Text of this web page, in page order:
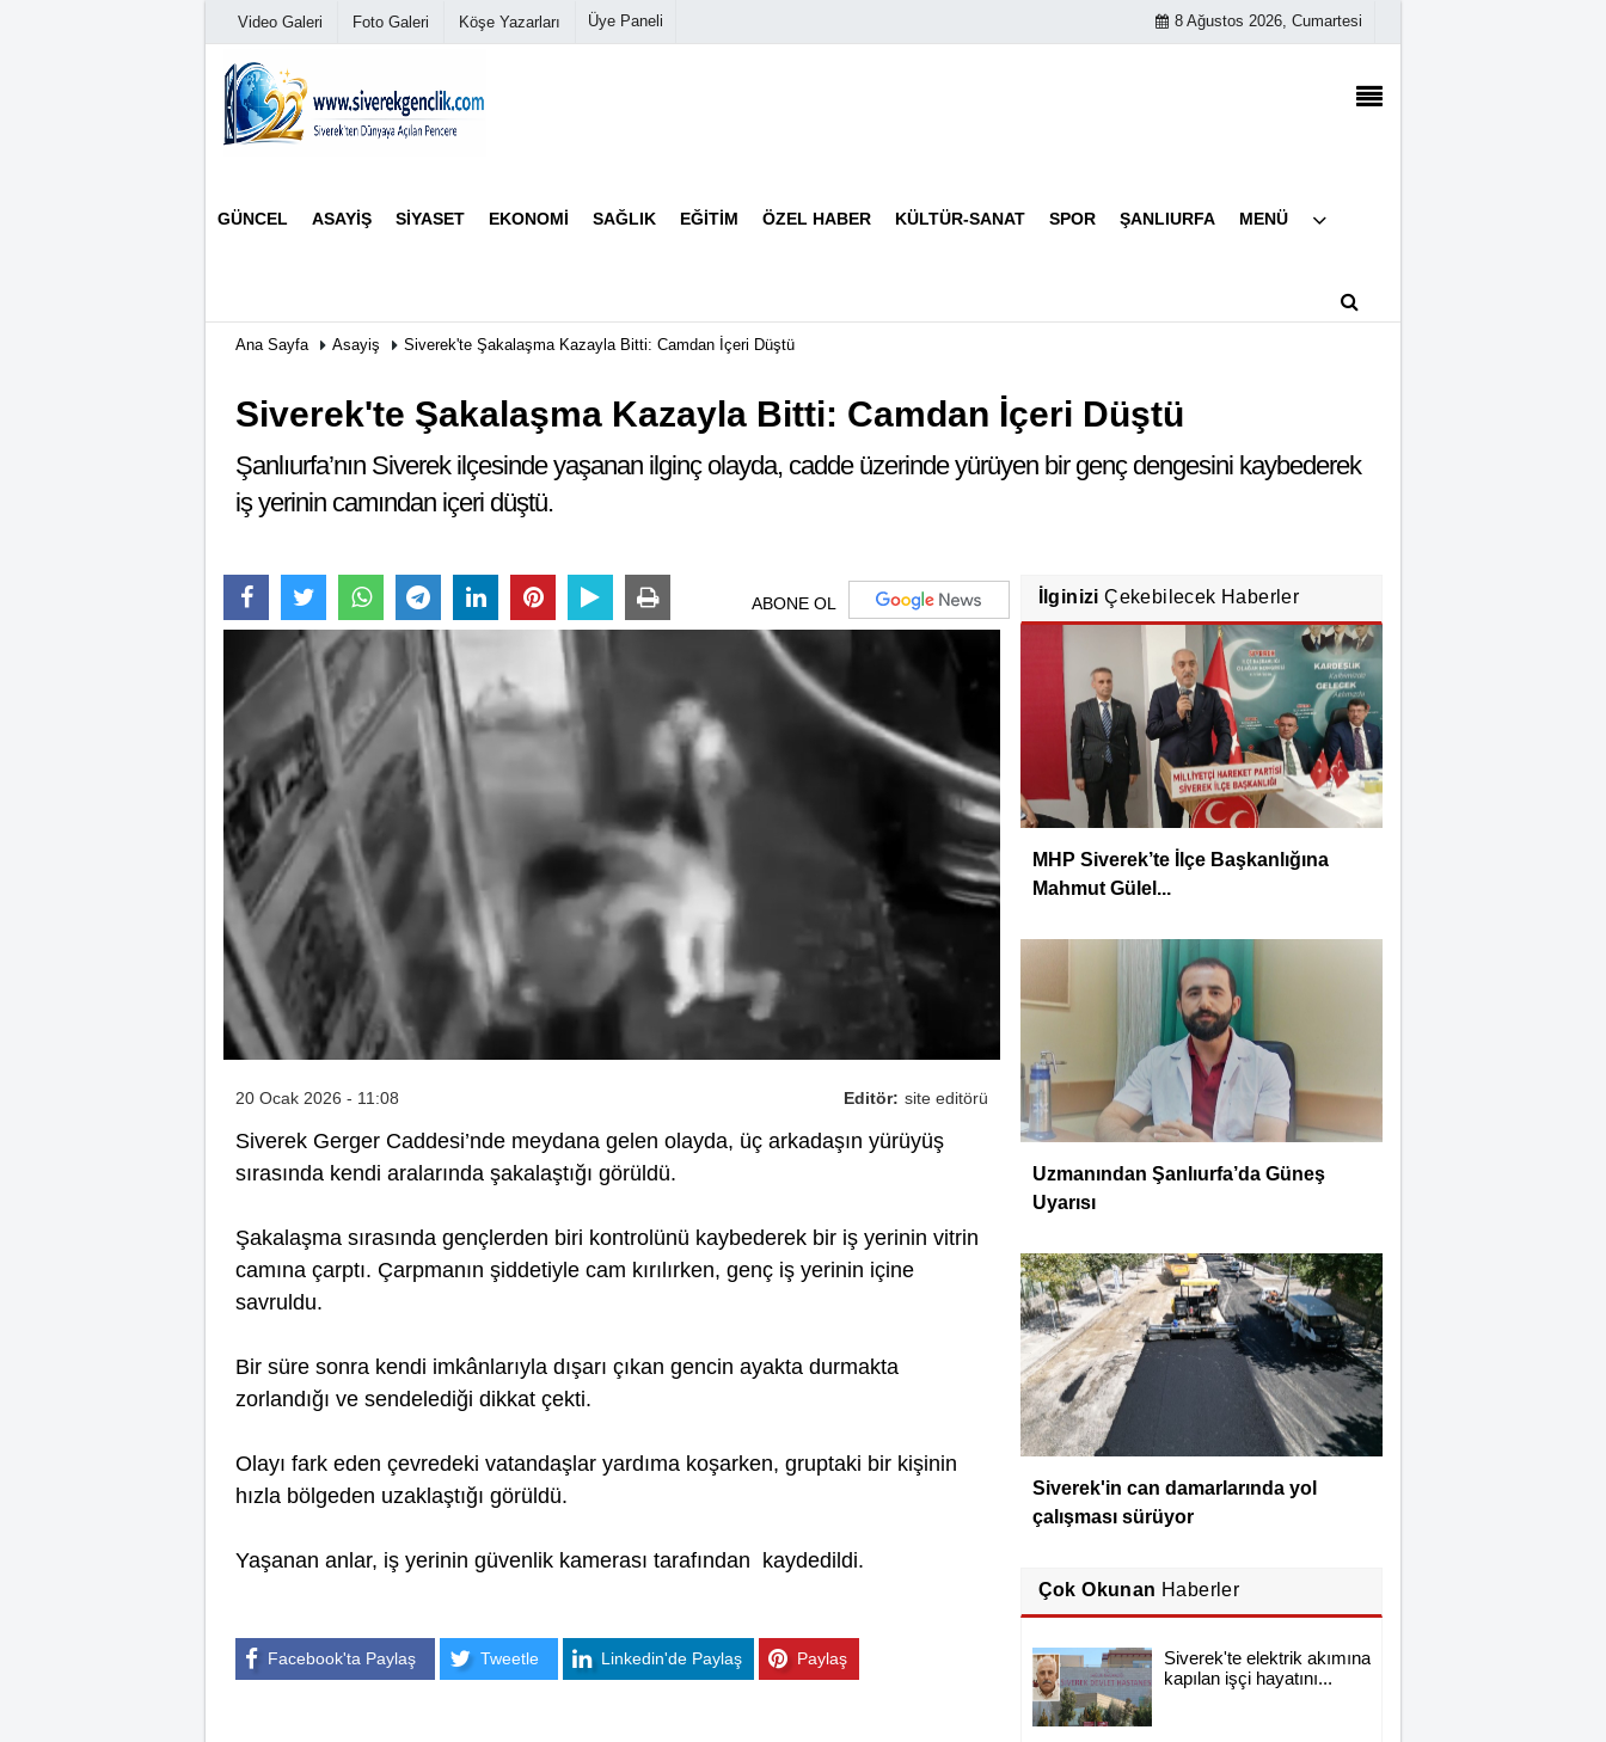
Video Galeri Foto Galeri Köşe Yazarları Üye Paneli 8 Ağustos 2026, Cumartesi
GÜNCEL ASAYIŞ SIYASET EKONOMI SAĞLIK EĞITIM ÖZEL HABER KÜLTÜR-SANAT SPOR ŞANLIURFA MENÜ
Haber Arşivi
Video Galeri
İletişim
Ana Sayfa Asayiş Siverek'te Şakalaşma Kazayla Bitti: Camdan İçeri Düştü
Siverek'te Şakalaşma Kazayla Bitti: Camdan İçeri Düştü
Şanlıurfa’nın Siverek ilçesinde yaşanan ilginç olayda, cadde üzerinde yürüyen bir genç dengesini kaybederek
iş yerinin camından içeri düştü.
ABONE OL
Editör: site editörü
20 Ocak 2026 - 11:08
Siverek Gerger Caddesi’nde meydana gelen olayda, üç arkadaşın yürüyüş
sırasında kendi aralarında şakalaştığı görüldü.
Şakalaşma sırasında gençlerden biri kontrolünü kaybederek bir iş yerinin vitrin
camına çarptı. Çarpmanın şiddetiyle cam kırılırken, genç iş yerinin içine
savruldu.
Bir süre sonra kendi imkânlarıyla dışarı çıkan gencin ayakta durmakta
zorlandığı ve sendelediği dikkat çekti.
Olayı fark eden çevredeki vatandaşlar yardıma koşarken, gruptaki bir kişinin
hızla bölgeden uzaklaştığı görüldü.
Yaşanan anlar, iş yerinin güvenlik kamerası tarafından kaydedildi.
Facebook'ta Paylaş Tweetle Linkedin'de Paylaş Paylaş
İlginizi Çekebilecek Haberler
MHP Siverek’te İlçe Başkanlığına
Mahmut Gülel...
Uzmanından Şanlıurfa’da Güneş
Uyarısı
Siverek'in can damarlarında yol
çalışması sürüyor
Çok Okunan Haberler
Siverek'te elektrik akımına
kapılan işçi hayatını...